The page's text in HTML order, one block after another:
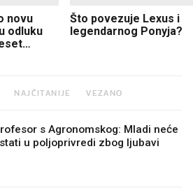
novu
odluku
Što povezuje Lexus i
legendarnog Ponyja?
NAJČITANIJE VEZANO
s Agronomskog: Mladi neće
u poljoprivredi zbog ljubavi